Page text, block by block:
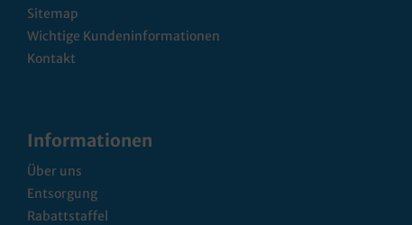
Sitemap
Wichtige Kundeninformationen
Kontakt
Informationen
Über uns
Entsorgung
Rabattstaffel